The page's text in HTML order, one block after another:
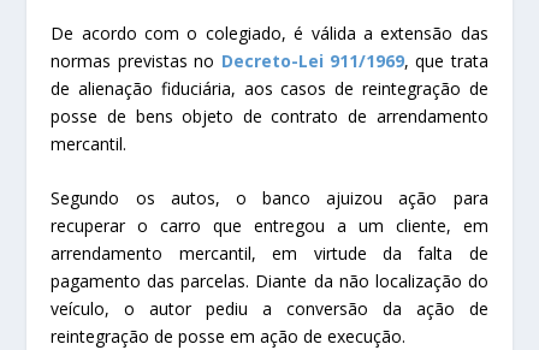
De acordo com o colegiado, é válida a extensão das
normas previstas no Decreto-Lei 911/1969, que trata
de alienação fiduciária, aos casos de reintegração de
posse de bens objeto de contrato de arrendamento
mercantil.
Segundo os autos, o banco ajuizou ação para
recuperar o carro que entregou a um cliente, em
arrendamento mercantil, em virtude da falta de
pagamento das parcelas. Diante da não localização do
veículo, o autor pediu a conversão da ação de
reintegração de posse em ação de execução.